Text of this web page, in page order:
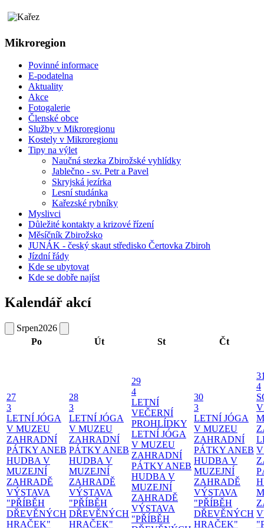
Mikroregion
Povinné informace
E-podatelna
Aktuality
Akce
Fotogalerie
Členské obce
Služby v Mikroregionu
Kostely v Mikroregionu
Tipy na výlet
Naučná stezka Zbirožské vyhlídky
Jablečno - sv. Petr a Pavel
Skryjská jezírka
Lesní studánka
Kařezské rybníky
Myslivci
Důležité kontakty a krizové řízení
Měsíčník Zbirožsko
JUNÁK - český skaut středisko Čertovka Zbiroh
Jízdní řády
Kde se ubytovat
Kde se dobře najíst
Kalendář akcí
Srpen2026
Po
Út St Čt
27
3
LETNÍ JÓGA
V MUZEU
ZAHRADNÍ
PÁTKY ANEB
HUDBA V
MUZEJNÍ
ZAHRADĚ
VÝSTAVA
"PŘÍBĚH
DŘEVĚNÝCH
HRAČEK"
28
3
LETNÍ JÓGA
V MUZEU
ZAHRADNÍ
PÁTKY ANEB
HUDBA V
MUZEJNÍ
ZAHRADĚ
VÝSTAVA
"PŘÍBĚH
DŘEVĚNÝCH
HRAČEK"
29
4
LETNÍ
VEČERNÍ
PROHLÍDKY
LETNÍ JÓGA
V MUZEU
ZAHRADNÍ
PÁTKY ANEB
HUDBA V
MUZEJNÍ
ZAHRADĚ
VÝSTAVA
"PŘÍBĚH
30
3
LETNÍ JÓGA
V MUZEU
ZAHRADNÍ
PÁTKY ANEB
HUDBA V
MUZEJNÍ
ZAHRADĚ
VÝSTAVA
"PŘÍBĚH
DŘEVĚNÝCH
HRAČEK"
4